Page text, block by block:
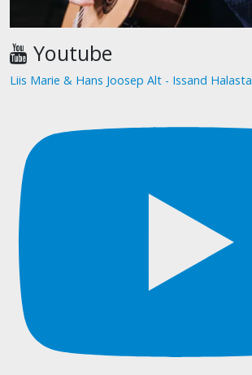
Youtube
Liis Marie & Hans Joosep Alt - Issand Halasta